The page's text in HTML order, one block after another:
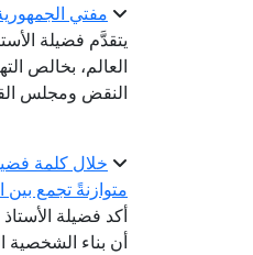
مفتي
يتقدَّم فضيلة
العالم، بخالص
النقض ومجلس
خلال كلمة
متوازنةً تجمع بين
أكد فضيلة
أن بناء الشخصية